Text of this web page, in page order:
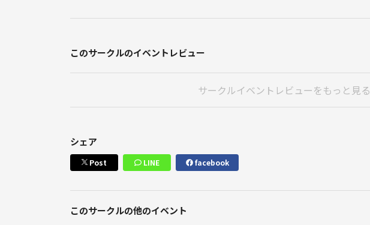
このサークルのイベントレビュー
サークルイベントレビューをもっと見る
シェア
Post LINE facebook
このサークルの他のイベント